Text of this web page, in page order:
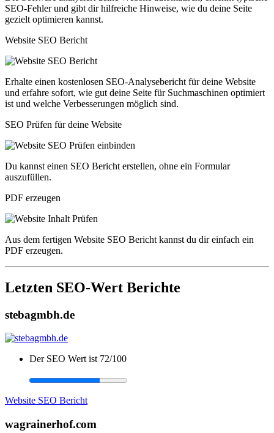
SEO-Fehler und gibt dir hilfreiche Hinweise, wie du deine Seite
gezielt optimieren kannst.
Website SEO Bericht
Erhalte einen kostenlosen SEO-Analysebericht für deine Website
und erfahre sofort, wie gut deine Seite für Suchmaschinen optimiert
ist und welche Verbesserungen möglich sind.
SEO Prüfen für deine Website
Du kannst einen SEO Bericht erstellen, ohne ein Formular
auszufüllen.
PDF erzeugen
Aus dem fertigen Website SEO Bericht kannst du dir einfach ein
PDF erzeugen.
Letzten SEO-Wert Berichte
stebagmbh.de
Der SEO Wert ist 72/100
Website SEO Bericht
wagrainerhof.com